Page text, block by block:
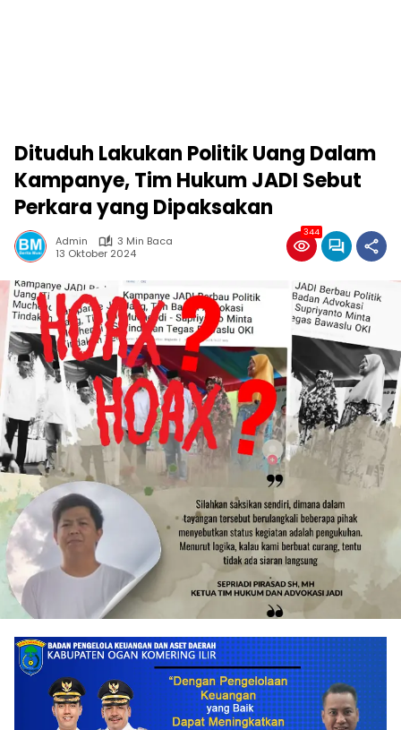
Dituduh Lakukan Politik Uang Dalam
Kampanye, Tim Hukum JADI Sebut
Perkara yang Dipaksakan
Admin
3 Min Baca
13 Oktober 2024
344